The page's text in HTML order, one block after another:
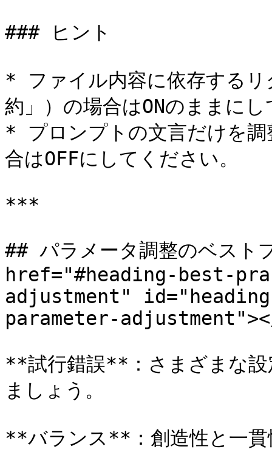
### ヒント
* ファイル内容に依存するリ
約」）の場合はONのままに
* プロンプトの文言だけを調
合はOFFにしてください。
***
## パラメータ調整のベスト
href="#heading-best-
adjustment"
parameter-
**試行錯誤**：さまざまな設
ましょう。
**バランス**：創造性と一貫